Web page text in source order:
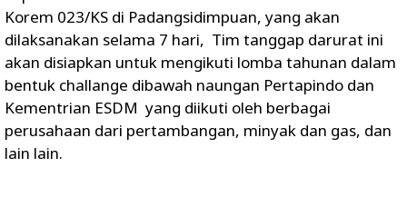
Korem 023/KS di Padangsidimpuan, yang akan
dilaksanakan selama 7 hari, Tim tanggap darurat ini
akan disiapkan untuk mengikuti lomba tahunan dalam
bentuk challange dibawah naungan Pertapindo dan
Kementrian ESDM yang diikuti oleh berbagai
perusahaan dari pertambangan, minyak dan gas, dan
lain lain.